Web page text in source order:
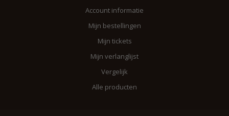
Account informatie
Mijn bestellingen
Mijn tickets
Mijn verlanglijst
Vergelijk
Alle producten